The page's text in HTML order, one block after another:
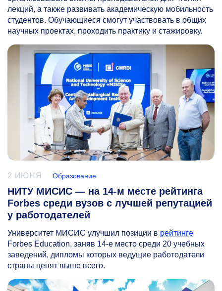
лекций, а также развивать академическую мобильность
студентов. Обучающиеся смогут участвовать в общих
научных проектах, проходить практику и стажировку.
2 ИЮНЯ Образование
НИТУ МИСИС — на 14-м месте рейтинга
Forbes среди вузов с лучшей репутацией
у работодателей
Университет МИСИС улучшил позиции в рейтинге
Forbes Education, заняв 14-е место среди 20 учебных
заведений, дипломы которых ведущие работодатели
страны ценят выше всего.